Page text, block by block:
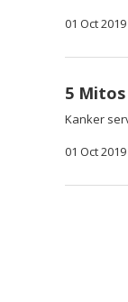
01 Oct 2019
5
Kanker
01 Oct 2019